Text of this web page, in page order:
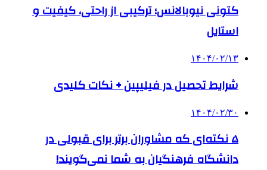
کتونی نیوبالانس؛ ترکیبی از راحتی، کیفیت و
استایل
۱۴۰۴/۰۲/۱۳
شرایط تحصیل در فیلیپین + نکات کلیدی
۱۴۰۴/۰۲/۳۰
۵ نکته‌ای که مشاوران برتر برای قبولی در
دانشگاه فرهنگیان به شما نمی‌گویند!